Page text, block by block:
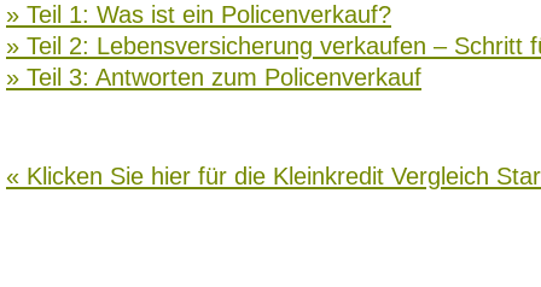
» Teil 1: Was ist ein Policenverkauf?
» Teil 2: Lebensversicherung verkaufen – Schritt
» Teil 3: Antworten zum Policenverkauf
« Klicken Sie hier für die Kleinkredit Vergleich